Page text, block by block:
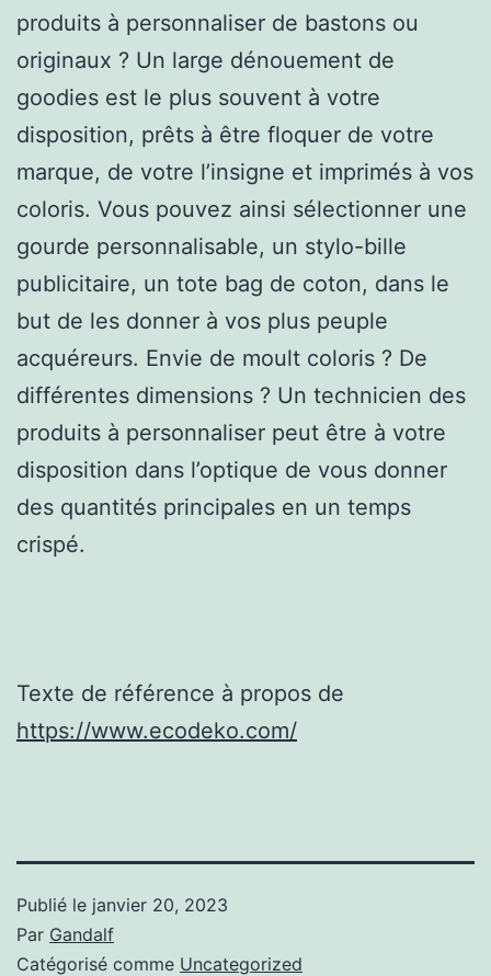
produits à personnaliser de bastons ou
originaux ? Un large dénouement de
goodies est le plus souvent à votre
disposition, prêts à être floquer de votre
marque, de votre l’insigne et imprimés à vos
coloris. Vous pouvez ainsi sélectionner une
gourde personnalisable, un stylo-bille
publicitaire, un tote bag de coton, dans le
but de les donner à vos plus peuple
acquéreurs. Envie de moult coloris ? De
différentes dimensions ? Un technicien des
produits à personnaliser peut être à votre
disposition dans l’optique de vous donner
des quantités principales en un temps
crispé.
Texte de référence à propos de
https://www.ecodeko.com/
Publié le janvier 20, 2023
Par Gandalf
Catégorisé comme Uncategorized